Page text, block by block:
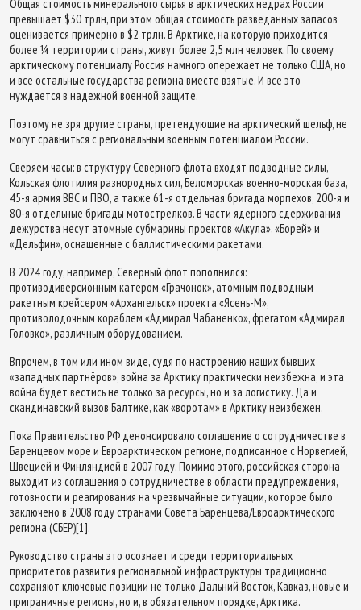
Общая стоимость минерального сырья в арктических недрах России
превышает $30 трлн, при этом общая стоимость разведанных запасов
оценивается примерно в $2 трлн. В Арктике, на которую приходится
более ¼ территории страны, живут более 2,5 млн человек. По своему
арктическому потенциалу Россия намного опережает не только США, но
и все остальные государства региона вместе взятые. И все это
нуждается в надежной военной защите.
Поэтому не зря другие страны, претендующие на арктический шельф, не
могут сравниться с региональным военным потенциалом России.
Сверяем часы: в структуру Северного флота входят подводные силы,
Кольская флотилия разнородных сил, Беломорская военно-морская база,
45-я армия ВВС и ПВО, а также 61-я отдельная бригада морпехов, 200-я и
80-я отдельные бригады мотострелков. В части ядерного сдерживания
дежурства несут атомные субмарины проектов «Акула», «Борей» и
«Дельфин», оснащенные с баллистическими ракетами.
В 2024 году, например, Северный флот пополнился:
противодиверсионным катером «Грачонок», атомным подводным
ракетным крейсером «Архангельск» проекта «Ясень-М»,
противолодочным кораблем «Адмирал Чабаненко», фрегатом «Адмирал
Головко», различным оборудованием.
Впрочем, в том или ином виде, судя по настроению наших бывших
«западных партнёров», война за Арктику практически неизбежна, и эта
война будет вестись не только за ресурсы, но и за логистику. Да и
скандинавский вызов Балтике, как «воротам» в Арктику неизбежен.
Пока Правительство РФ денонсировало соглашение о сотрудничестве в
Баренцевом море и Евроарктическом регионе, подписанное с Норвегией,
Швецией и Финляндией в 2007 году. Помимо этого, российская сторона
выходит из соглашения о сотрудничестве в области предупреждения,
готовности и реагирования на чрезвычайные ситуации, которое было
заключено в 2008 году странами Совета Баренцева/Евроарктического
региона (СБЕР)[1].
Руководство страны это осознает и среди территориальных
приоритетов развития региональной инфраструктуры традиционно
сохраняют ключевые позиции не только Дальний Восток, Кавказ, новые и
приграничные регионы, но и, в обязательном порядке, Арктика.